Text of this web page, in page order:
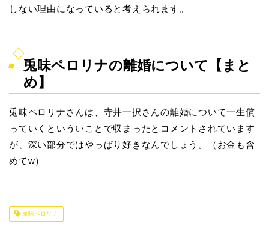
しない理由になっていると考えられます。
兎味ペロリナの離婚について【まと
め】
兎味ペロリナさんは、寺井一択さんの離婚について一生償
っていくといういことで収まったとコメントされています
が、深い部分ではやっぱり好きなんでしょう。（お金も含
めてw）
兎味ペロリナ